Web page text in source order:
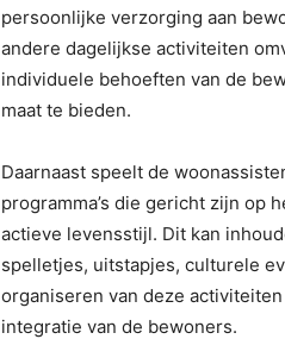
persoonlijke verzorging aan
andere dagelijkse activiteiten
individuele behoeften van de
maat te bieden.
Daarnaast speelt de
programma’s die gericht zijn op
actieve levensstijl. Dit kan
spelletjes, uitstapjes, culturele
organiseren van deze
integratie van de bewoners.